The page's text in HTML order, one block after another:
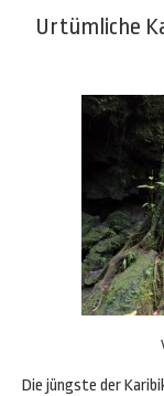
Urtümliche
Die jüngste der